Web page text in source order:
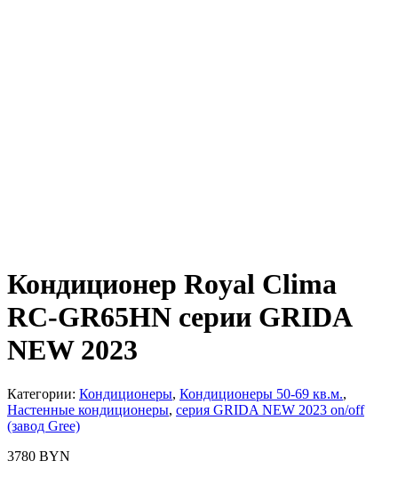
Кондиционер Royal Clima
RC-GR65HN серии GRIDA
NEW 2023
Категории: Кондиционеры, Кондиционеры 50-69 кв.м.,
Настенные кондиционеры, серия GRIDA NEW 2023 on/off
(завод Gree)
3780 BYN